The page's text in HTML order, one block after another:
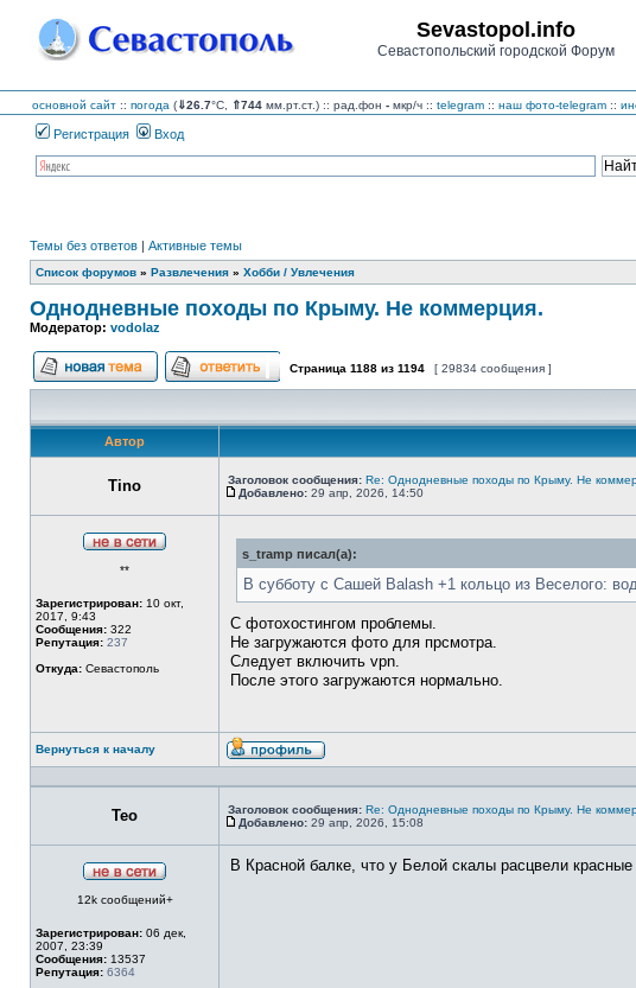
Sevastopol.info
Севастопольский городской Форум
основной сайт :: погода (⇓26.7°C, ⇑744 мм.рт.ст.) :: рад.фон - мкр/ч :: telegram :: наш фото-telegram ::
Регистрация Вход
Темы без ответов | Активные темы
Список форумов » Развлечения » Хобби / Увлечения
Однодневные походы по Крыму. Не коммерция.
Модератор: vodolaz
Начать новую тему Ответить на тему
Страница 1188 из 1194 [ 29834 сообщения ]
Автор
Tino Заголовок сообщения: Re: Однодневные походы по Крыму. Не
Сообщение
Добавлено: 29 апр, 2026, 14:50
**
Зарегистрирован: 10 окт,
2017, 9:43
Сообщения: 322
Репутация: 237
Откуда: Севастополь
s_tramp писал(а):
В субботу с Сашей Balash +1 кольцо из Веселого:
С фотохостингом проблемы.
Не загружаются фото для прсмотра.
Следует включить vpn.
После этого загружаются нормально.
Вернуться к началу
Профиль
Тео Заголовок сообщения: Re: Однодневные походы по Крыму. Не
Сообщение
Добавлено: 29 апр, 2026, 15:08
в
12k сообщений+
Зарегистрирован: 06 дек,
2007, 23:39
Сообщения: 13537
Репутация: 6364
В Красной балке, что у Белой скалы расцвели